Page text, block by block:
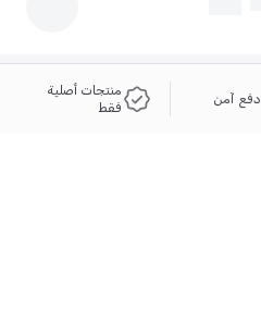
دفع آمن
منتجات أصلية
فقط